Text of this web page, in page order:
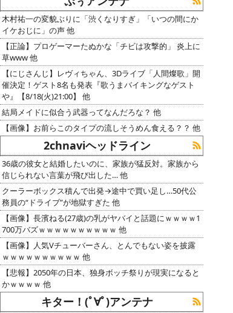
木村祐一の変貌ぶりに「渋くなりすぎ」「いつの間にか
イケおじに」の声 他
【正論】プロゲーマーたぬかな「チビは攻撃的」 炎上に
草www 他
【にじさんじ】レヴィちゃん、3Dライブ「人間燦歌」開
催決定！ゲスト8名も発表『歌うまバイキングなゲスト
や』【8/18(火)21:00】 他
結局メイドに似合う武器ってなんだろな？ 他
【画像】お前らこのタイプの流しそうめん食える？？ 他
2chnaviヘッドライン
36歳の彼女と結婚したいのに、家族が猛反対。家族から
信じられない言葉が飛び出した… 他
クーラーボックス積んで出発→途中で買い足し…50代公
務員の“ドライブ”が地獄すぎた 他
【画像】長濱ねる(27歳)の乳がヤバイと話題にｗｗｗｗ1
700万バズｗｗｗｗｗｗｗｗｗｗ 他
【画像】人気Vチューバーさん、とんでもない姿を披露
ｗｗｗｗｗｗｗｗｗｗ 他
【悲報】2050年の日本、独身ボッチ祭りが現実になると
かｗｗｗｗ 他
キター！(ﾟ∀ﾟ)アンテナ